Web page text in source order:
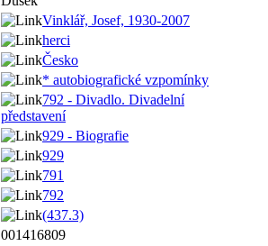
Vinklář, Josef, 1930-2007
herci
Česko
* autobiografické vzpomínky
792 - Divadlo. Divadelní
představení
929 - Biografie
929
791
792
(437.3)
001416809